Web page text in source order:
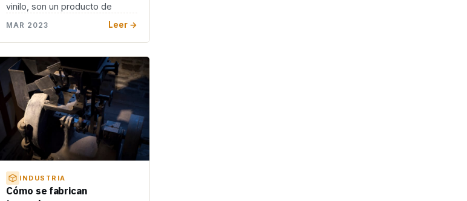
vinilo, son un producto de
plástico ampliamente […]
MAR 2023 Leer →
INDUSTRIA
Cómo se fabrican